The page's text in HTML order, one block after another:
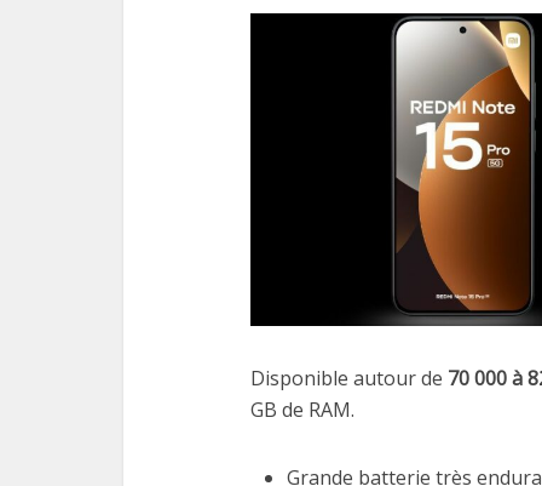
Disponible autour de 70 000 à
GB de RAM.
Grande batterie très